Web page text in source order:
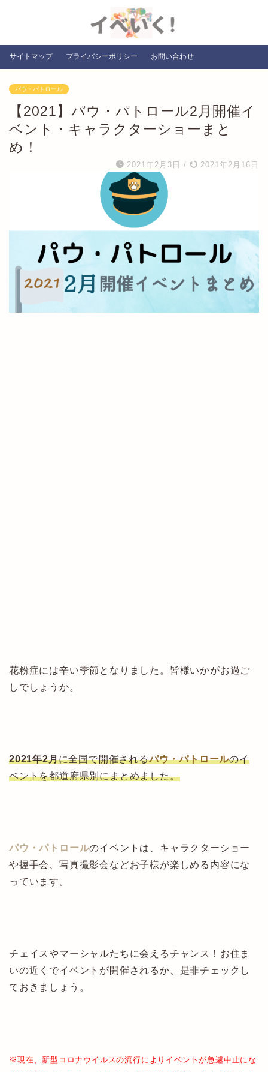
サイトマップ プライバシーポリシー お問い合わせ
パウ・パトロール
【2021】パウ・パトロール2月開催イ
ベント・キャラクターショーまと
め！
2021年2月3日 / 2021年2月16日
花粉症には辛い季節となりました。皆様いかがお過ご
しでしょうか。
2021年2月に全国で開催されるパウ・パトロールのイ
ベントを都道府県別にまとめました。
パウ・パトロールのイベントは、キャラクターショー
や握手会、写真撮影会などお子様が楽しめる内容にな
っています。
チェイスやマーシャルたちに会えるチャンス！お住ま
いの近くでイベントが開催されるか、是非チェックし
ておきましょう。
※現在、新型コロナウイルスの流行によりイベントが急遽中止にな